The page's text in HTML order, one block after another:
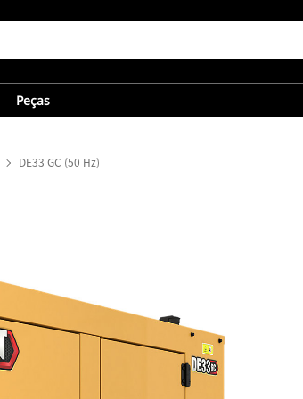
Peças
DE33 GC (50 Hz)